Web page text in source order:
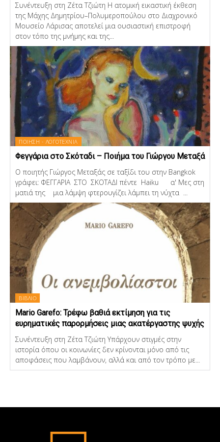
Συνέντευξη στη Ζέτα Τζιώτη Η ατομική εικαστική έκθεση
της Μάχης Δημητρίου–Πολυμεροπούλου στο Διαχρονικό
Μουσείο Λάρισας αποτελεί μια ουσιαστική επιστροφή
στον τόπο της μνήμης και της...
ΠΟΙΗΣΗ - ΛΟΓΟΤΕΧΝΙΑ
Φεγγάρια στο Σκόταδι – Ποιήμα του Γιώργου Μεταξά
Ο ποιητής Γιώργος Μεταξάς σε ταξίδι του στην Bangkok
γράφει: ΦΕΓΓΑΡΙΑ ΣΤΟ ΣΚΟΤΑΔΙ πέντε Haiku α' Μες στη
ματιά της μια λάμψη φτερουγίζει λάμπει τη νύχτα ...
ΒΙΒΛΙΟ
Mario Garefo: Τρέφω βαθιά εκτίμηση για τις
ευρηματικές παρορμήσεις μιας ακατέργαστης ψυχής
Συνέντευξη στη Ζέτα Τζιώτη Υπάρχουν στιγμές στην
ιστορία όπου οι κοινωνίες δεν κρίνονται μόνο από τις
αποφάσεις που λαμβάνουν, αλλά και από τον τρόπο με...